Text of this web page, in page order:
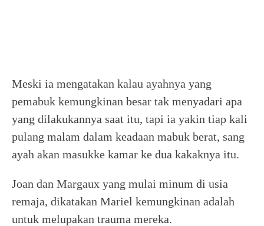
Meski ia mengatakan kalau ayahnya yang
pemabuk kemungkinan besar tak menyadari apa
yang dilakukannya saat itu, tapi ia yakin tiap kali
pulang malam dalam keadaan mabuk berat, sang
ayah akan masukke kamar ke dua kakaknya itu.
Joan dan Margaux yang mulai minum di usia
remaja, dikatakan Mariel kemungkinan adalah
untuk melupakan trauma mereka.